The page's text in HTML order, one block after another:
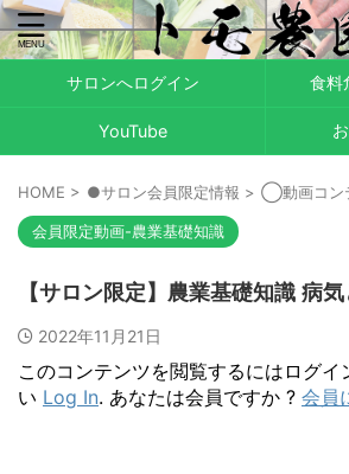
サロンへログイン 食料
YouTube
HOME > ●サロン会員限定情報 > ◯動画コン
会員限定動画-農業基礎知識
【サロン限定】農業基礎知識 病
2022年11月21日
このコンテンツを閲覧するにはログ
い Log In. あなたは会員ですか ? 会員